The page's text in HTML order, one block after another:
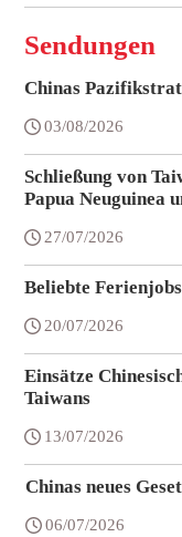
Sendungen
Chinas
03/08/2026
Schließung von
Papua Neuguinea
27/07/2026
Beliebte Ferienjobs
20/07/2026
Einsätze
Taiwans
13/07/2026
Chinas neues
06/07/2026